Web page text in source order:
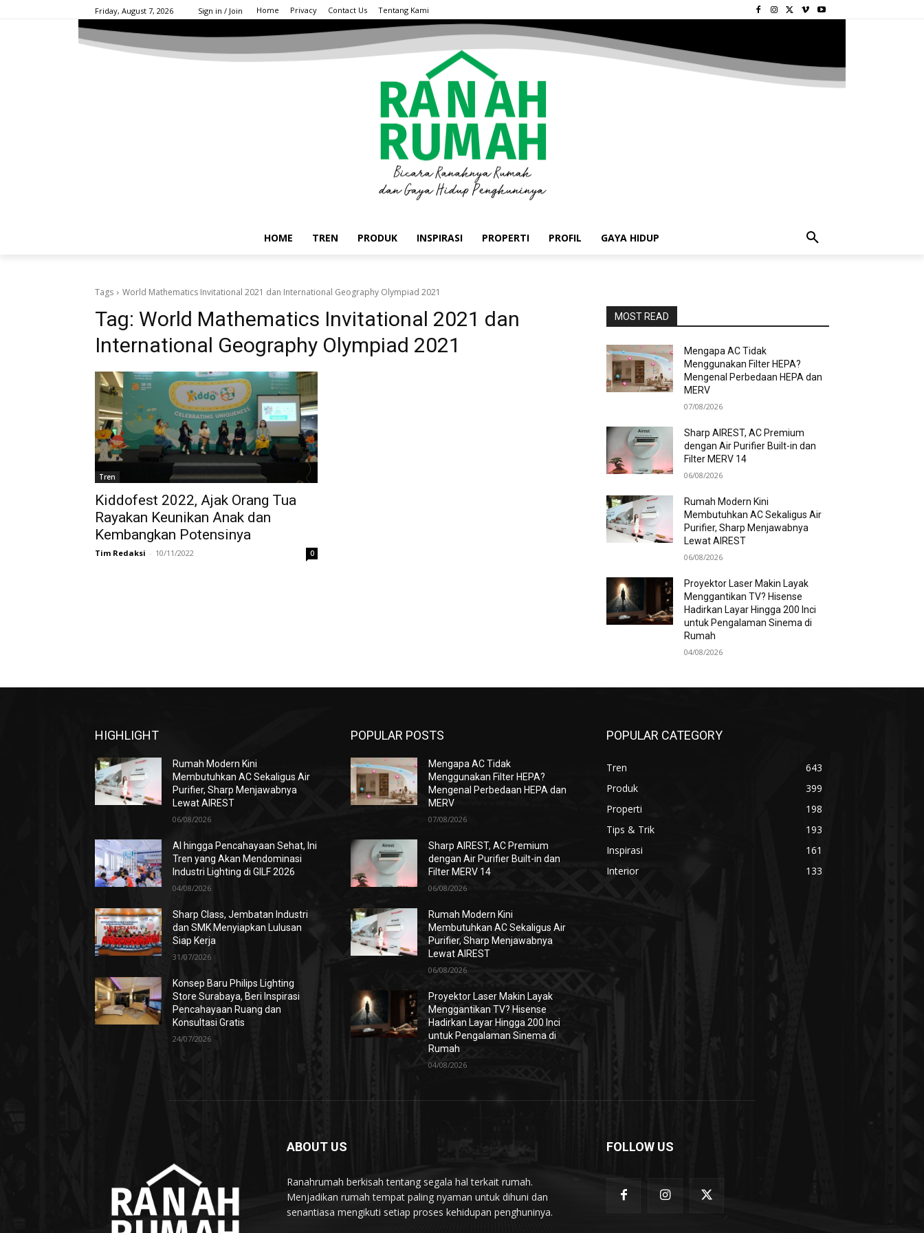
Friday, August 7, 2026 Sign in / Join Home Privacy Contact Us Tentang Kami
HOME TREN PRODUK INSPIRASI PROPERTI PROFIL GAYA HIDUP
Tags World Mathematics Invitational 2021 dan International Geography Olympiad 2021
Tag: World Mathematics Invitational 2021 dan
International Geography Olympiad 2021
Tren
Kiddofest 2022, Ajak Orang Tua
Rayakan Keunikan Anak dan
Kembangkan Potensinya
Tim Redaksi - 10/11/2022 0
MOST READ
Mengapa AC Tidak
Menggunakan Filter HEPA?
Mengenal Perbedaan HEPA dan
MERV
07/08/2026
Sharp AIREST, AC Premium
dengan Air Purifier Built-in dan
Filter MERV 14
06/08/2026
Rumah Modern Kini
Membutuhkan AC Sekaligus Air
Purifier, Sharp Menjawabnya
Lewat AIREST
06/08/2026
Proyektor Laser Makin Layak
Menggantikan TV? Hisense
Hadirkan Layar Hingga 200 Inci
untuk Pengalaman Sinema di
Rumah
04/08/2026
HIGHLIGHT
Rumah Modern Kini
Membutuhkan AC Sekaligus Air
Purifier, Sharp Menjawabnya
Lewat AIREST
06/08/2026
AI hingga Pencahayaan Sehat, Ini
Tren yang Akan Mendominasi
Industri Lighting di GILF 2026
04/08/2026
Sharp Class, Jembatan Industri
dan SMK Menyiapkan Lulusan
Siap Kerja
31/07/2026
Konsep Baru Philips Lighting
Store Surabaya, Beri Inspirasi
Pencahayaan Ruang dan
Konsultasi Gratis
24/07/2026
POPULAR POSTS
Mengapa AC Tidak
Menggunakan Filter HEPA?
Mengenal Perbedaan HEPA dan
MERV
07/08/2026
Sharp AIREST, AC Premium
dengan Air Purifier Built-in dan
Filter MERV 14
06/08/2026
Rumah Modern Kini
Membutuhkan AC Sekaligus Air
Purifier, Sharp Menjawabnya
Lewat AIREST
06/08/2026
Proyektor Laser Makin Layak
Menggantikan TV? Hisense
Hadirkan Layar Hingga 200 Inci
untuk Pengalaman Sinema di
Rumah
04/08/2026
POPULAR CATEGORY
Tren
643
Produk
399
Properti
198
Tips & Trik
193
Inspirasi
161
Interior
133
ABOUT US
Ranahrumah berkisah tentang segala hal terkait rumah.
Menjadikan rumah tempat paling nyaman untuk dihuni dan
senantiasa mengikuti setiap proses kehidupan penghuninya.
FOLLOW US